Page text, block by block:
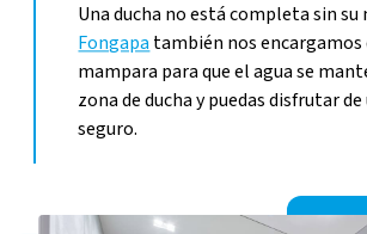
Una ducha no está completa sin su
Fongapatambién nos encargamos
mampara para que el agua se
zona de ducha y puedas disfrutar
seguro.